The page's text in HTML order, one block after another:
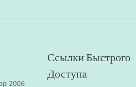
2006
Ссылки Быстрого
Доступа